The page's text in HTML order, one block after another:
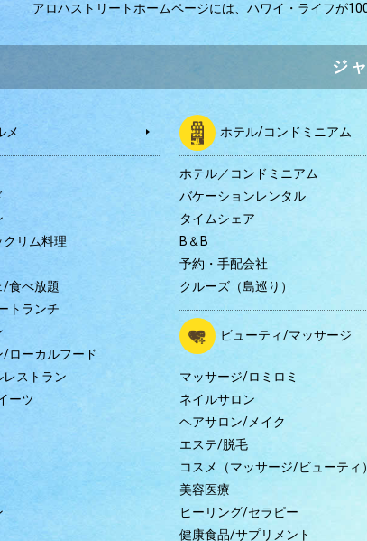
アロハストリートホームページには、 ハワイ・ライフが
ジ
メ
リム料理
/食べ放題
トランチ
/ローカルフード
レストラン
ーツ
ホテル/コンドミニアム
ホテル／コンドミニアム
バケーションレンタル
タイムシェア
B＆B
予約・手配会社
クルーズ（島巡り）
ビューティ/マッサージ
マッサージ/ロミロミ
ネイルサロン
ヘアサロン/メイク
エステ/脱毛
コスメ（マッサージ/ビューティ）
美容医療
ヒーリング/セラピー
健康食品/サプリメント